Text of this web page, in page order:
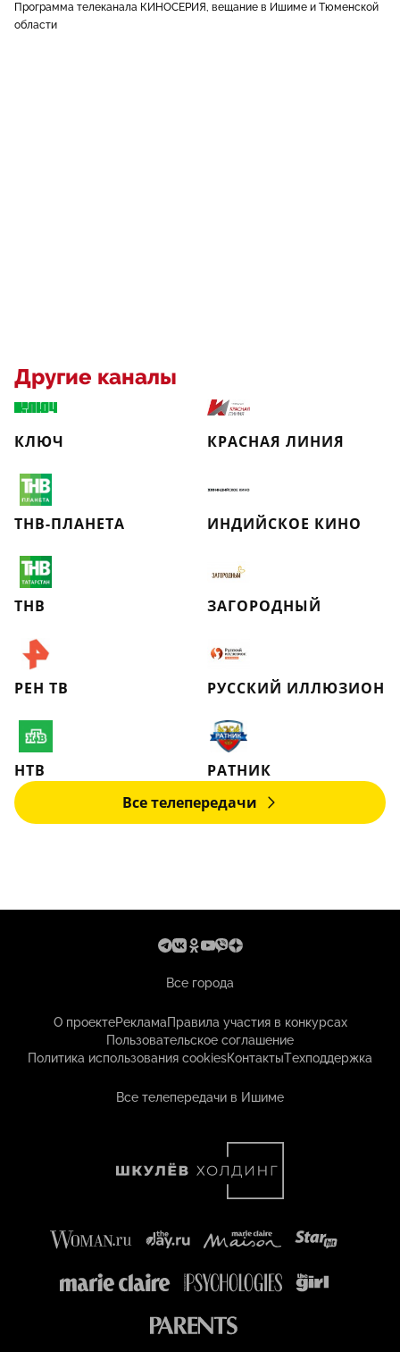
Программа телеканала КИНОСЕРИЯ, вещание в Ишиме и Тюменской
области
Другие каналы
КЛЮЧ КРАСНАЯ ЛИНИЯ
ТНВ-ПЛАНЕТА ИНДИЙСКОЕ КИНО
ТНВ ЗАГОРОДНЫЙ
РЕН ТВ РУССКИЙ ИЛЛЮЗИОН
НТВ
РАТНИК
Все телепередачи
Все города
О проектеРекламаПравила участия в конкурсах
Пользовательское соглашение
Политика использования cookiesКонтактыТехподдержка
Все телепередачи в Ишиме